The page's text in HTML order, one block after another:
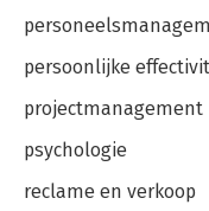
persoonlijke
projectmanagement
psychologie
reclame en verkoop